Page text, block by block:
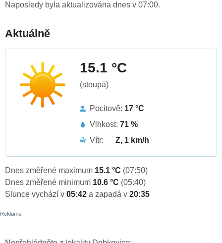
Naposledy byla aktualizována dnes v 07:00.
Aktuálně
15.1 °C
(stoupá)
Pocitově: 17 °C
Vlhkost: 71 %
Vítr:
Z, 1 km/h
Dnes změřené maximum 15.1 °C (07:50)
Dnes změřené minimum 10.6 °C (05:40)
Slunce vychází v 05:42 a zapadá v 20:35